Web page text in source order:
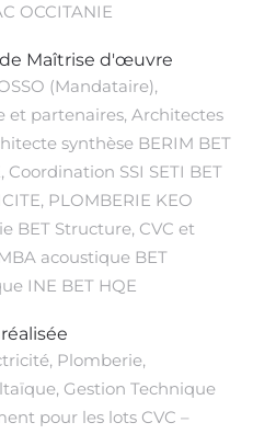
OCCITANIE
Maîtrise d'œuvre
(Mandataire),
et partenaires, Architectes
synthèse BERIM BET
Coordination SSI SETI BET
PLOMBERIE KEO
BET Structure, CVC et
acoustique BET
INE BET HQE
Plomberie,
Gestion Technique
pour les lots CVC –